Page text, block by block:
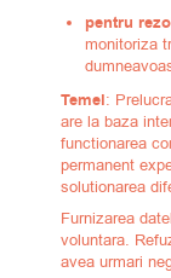
pentru
monitoriza
Temei:
are la baza
functionarea
permanent
solutionarea
Furnizarea
voluntara.
avea urmari